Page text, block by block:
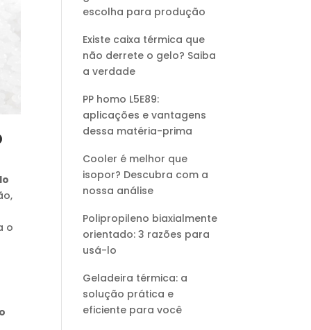
o
escolha para produção
Existe caixa térmica que
não derrete o gelo? Saiba
a verdade
PP homo L5E89:
aplicações e vantagens
dessa matéria-prima
Cooler é melhor que
isopor? Descubra com a
nossa análise
Polipropileno biaxialmente
orientado: 3 razões para
usá-lo
Geladeira térmica: a
solução prática e
eficiente para você